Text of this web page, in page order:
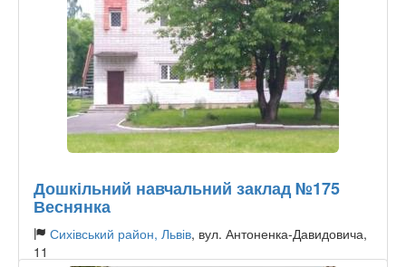
Дошкільний навчальний заклад №175
Веснянка
Сихівський район, Львів, вул. Антоненка-Давидовича,
11